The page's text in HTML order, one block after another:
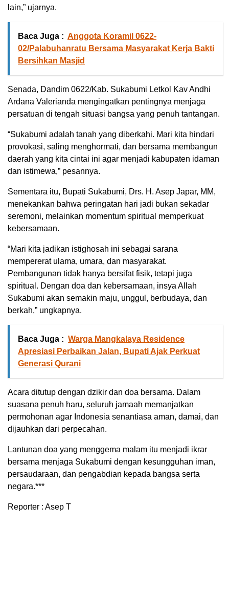
lain,” ujarnya.
Baca Juga : Anggota Koramil 0622-
02/Palabuhanratu Bersama Masyarakat Kerja Bakti
Bersihkan Masjid
Senada, Dandim 0622/Kab. Sukabumi Letkol Kav Andhi
Ardana Valerianda mengingatkan pentingnya menjaga
persatuan di tengah situasi bangsa yang penuh tantangan.
“Sukabumi adalah tanah yang diberkahi. Mari kita hindari
provokasi, saling menghormati, dan bersama membangun
daerah yang kita cintai ini agar menjadi kabupaten idaman
dan istimewa,” pesannya.
Sementara itu, Bupati Sukabumi, Drs. H. Asep Japar, MM,
menekankan bahwa peringatan hari jadi bukan sekadar
seremoni, melainkan momentum spiritual memperkuat
kebersamaan.
“Mari kita jadikan istighosah ini sebagai sarana
mempererat ulama, umara, dan masyarakat.
Pembangunan tidak hanya bersifat fisik, tetapi juga
spiritual. Dengan doa dan kebersamaan, insya Allah
Sukabumi akan semakin maju, unggul, berbudaya, dan
berkah,” ungkapnya.
Baca Juga : Warga Mangkalaya Residence
Apresiasi Perbaikan Jalan, Bupati Ajak Perkuat
Generasi Qurani
Acara ditutup dengan dzikir dan doa bersama. Dalam
suasana penuh haru, seluruh jamaah memanjatkan
permohonan agar Indonesia senantiasa aman, damai, dan
dijauhkan dari perpecahan.
Lantunan doa yang menggema malam itu menjadi ikrar
bersama menjaga Sukabumi dengan kesungguhan iman,
persaudaraan, dan pengabdian kepada bangsa serta
negara.***
Reporter : Asep T